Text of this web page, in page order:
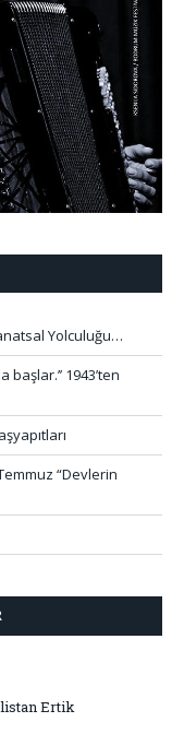
Yolculuğu…
1943’ten
“Devlerin
Ertik